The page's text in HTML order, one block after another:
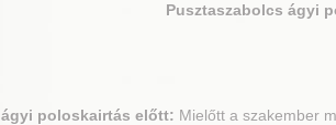
Pusztaszabolcs ágyi
ágyi poloskairtás előtt: Mielőtt a szakember